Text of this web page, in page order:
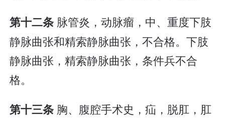
第十二条 脉管炎，动脉瘤，中、重度下肢
静脉曲张和精索静脉曲张，不合格。下肢
静脉曲张，精索静脉曲张，条件兵不合
格。
第十三条 胸、腹腔手术史，疝，脱肛，肛